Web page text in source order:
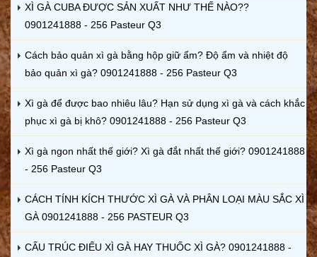
XÌ GÀ CUBA ĐƯỢC SẢN XUẤT NHƯ THẾ NÀO??
0901241888 - 256 Pasteur Q3
Cách bảo quản xì gà bằng hộp giữ ẩm? Độ ẩm và nhiệt độ
bảo quản xì gà? 0901241888 - 256 Pasteur Q3
Xì gà để được bao nhiêu lâu? Hạn sử dụng xì gà và cách khắc
phục xì gà bị khô? 0901241888 - 256 Pasteur Q3
Xì gà ngon nhất thế giới? Xì gà đắt nhất thế giới? 0901241888
- 256 Pasteur Q3
CÁCH TÍNH KÍCH THƯỚC XÌ GÀ VÀ PHÂN LOẠI MÀU SẮC XÌ
GÀ 0901241888 - 256 PASTEUR Q3
CẤU TRÚC ĐIẾU XÌ GÀ HAY THUỐC XÌ GÀ? 0901241888 -